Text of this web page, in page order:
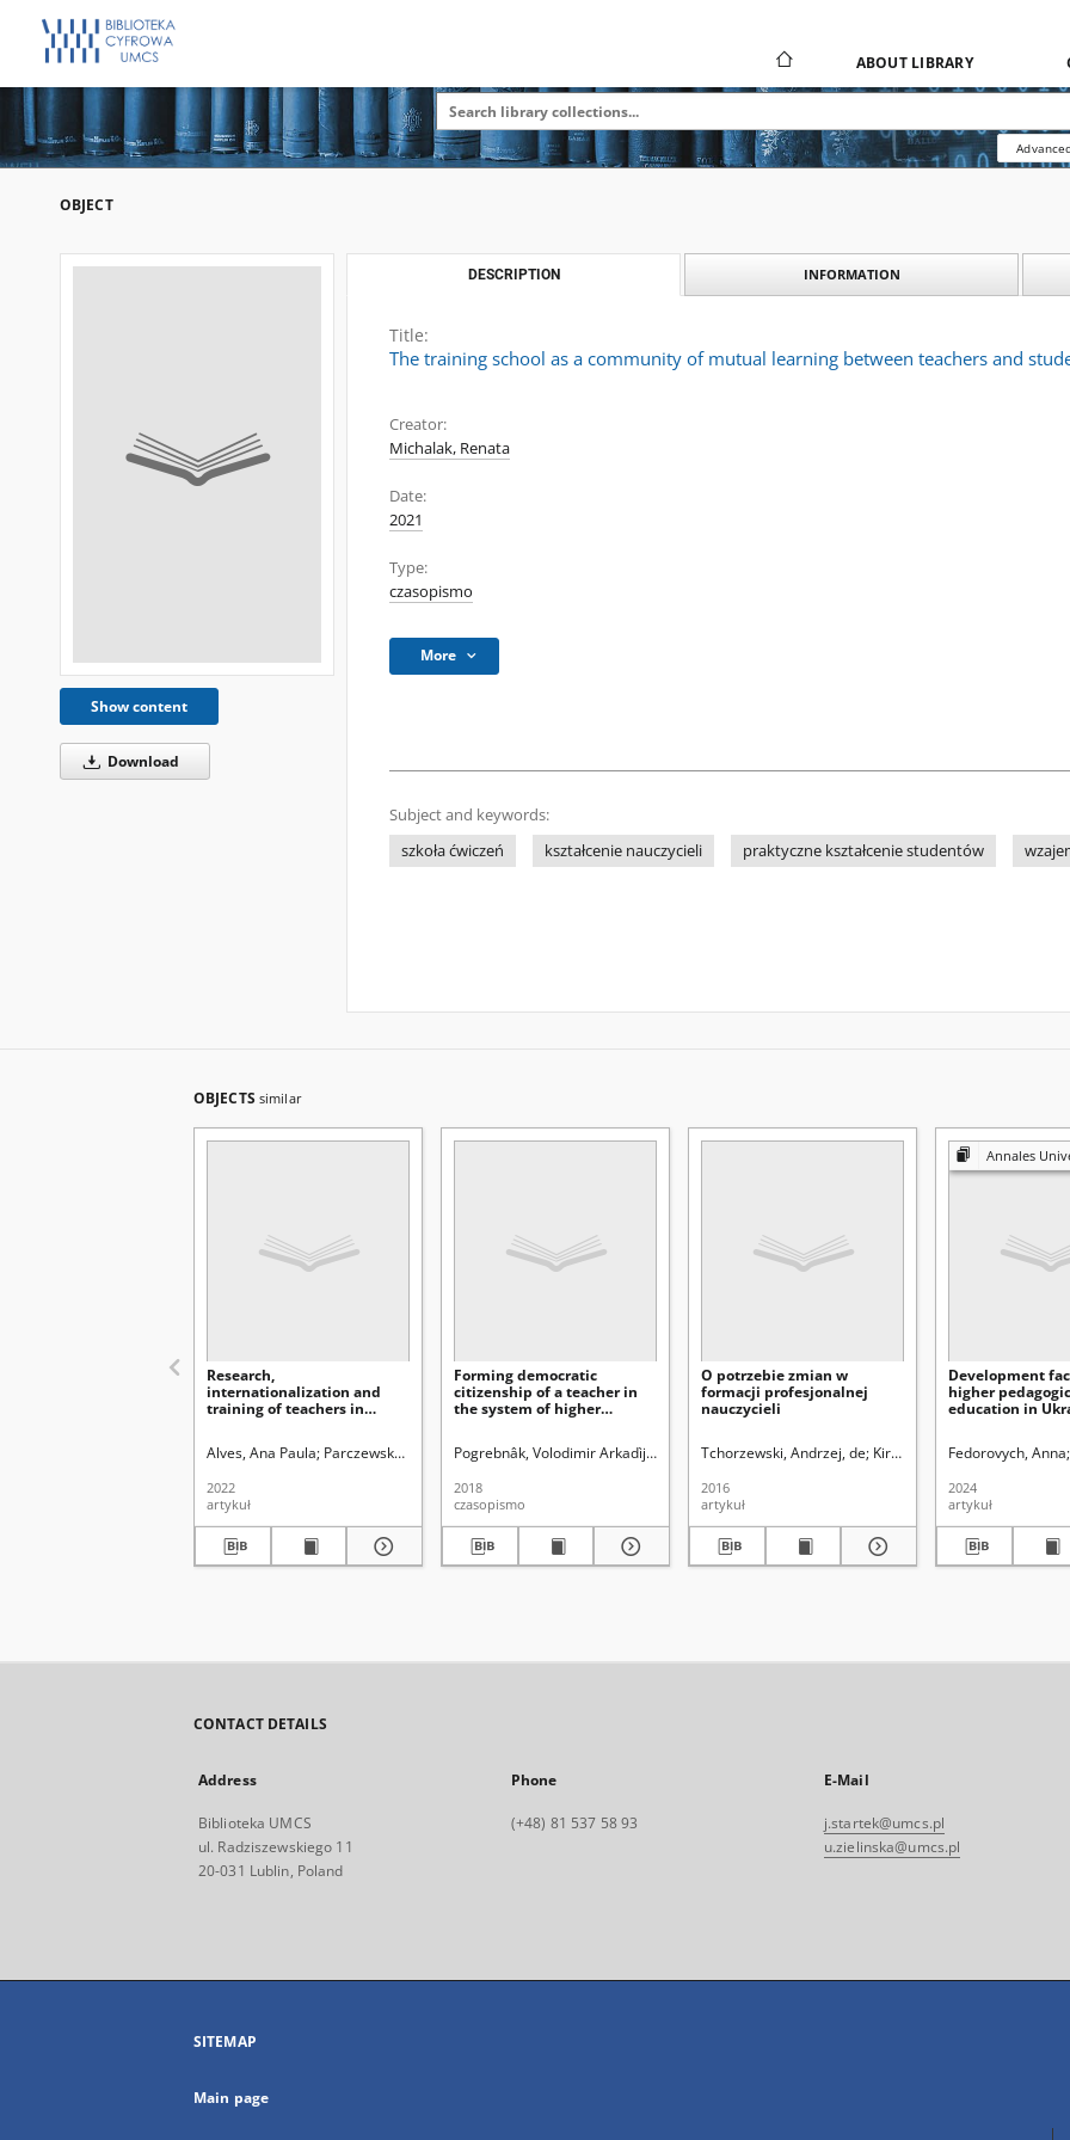
ABOUT LIBRARY
OBJECT
Show content
Download
DESCRIPTION INFORMATION
Title:
The training school as a community of mutual learning between teachers and
Creator:
Michalak, Renata
Date:
2021
Type:
czasopismo
More
Subject and keywords:
szkoła ćwiczeń
kształcenie nauczycieli praktyczne kształcenie studentów
OBJECTS similar
Research,
internationalization and
training of teachers in
Alves, Ana Paula Parczewska, Teresa (1959-). Red.
2022
artykuł
Forming democratic
citizenship of a teacher in
the system of higher
Pogrebnâk, Volodimir Arkadìjovič.
Uniwersytet Marii Curie-Skłodowskiej (Lublin)
2018
czasopismo
O potrzebie zmian w
formacji profesjonalnej
nauczycieli
Tchorzewski, Andrzej, de Kirenko, Janusz (1954- ). Red.
2016
artykuł
Annales Universitatis Mariae Curie-
Development
higher
education in
Fedorovych, Anna
2024
artykuł
CONTACT DETAILS
Address
Biblioteka UMCS
ul. Radziszewskiego 11
20-031 Lublin, Poland
Phone
(+48) 81 537 58 93
E-Mail
j.startek@umcs.pl
u.zielinska@umcs.pl
SITEMAP
Main page